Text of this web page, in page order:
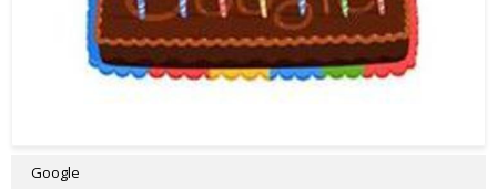
Google